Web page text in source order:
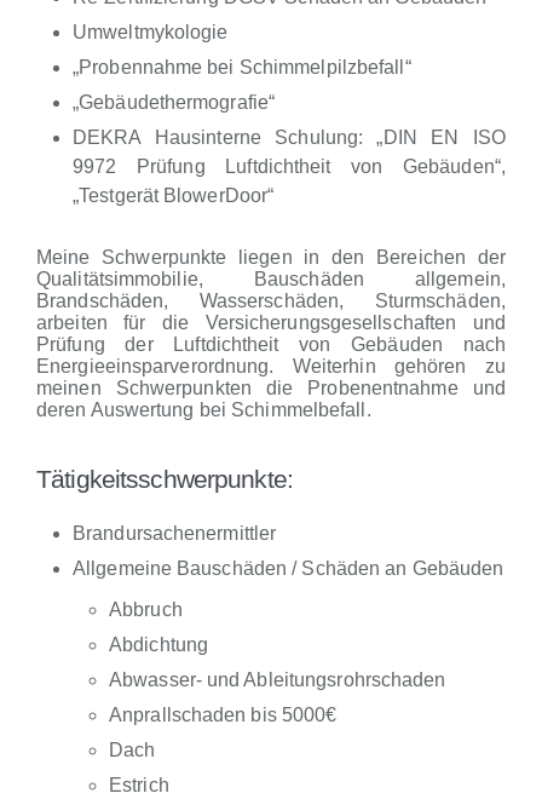
Umweltmykologie
„Probennahme bei Schimmelpilzbefall“
„Gebäudethermografie“
DEKRA Hausinterne Schulung: „DIN EN ISO
9972 Prüfung Luftdichtheit von Gebäuden“,
„Testgerät BlowerDoor“
Meine Schwerpunkte liegen in den Bereichen der
Qualitätsimmobilie, Bauschäden allgemein,
Brandschäden, Wasserschäden, Sturmschäden,
arbeiten für die Versicherungsgesellschaften und
Prüfung der Luftdichtheit von Gebäuden nach
Energieeinsparverordnung. Weiterhin gehören zu
meinen Schwerpunkten die Probenentnahme und
deren Auswertung bei Schimmelbefall.
Tätigkeitsschwerpunkte:
Brandursachenermittler
Allgemeine Bauschäden / Schäden an Gebäuden
Abbruch
Abdichtung
Abwasser- und Ableitungsrohrschaden
Anprallschaden bis 5000€
Dach
Estrich